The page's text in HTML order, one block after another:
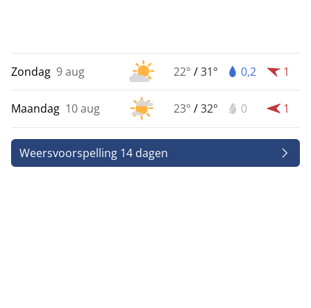
Zondag 9 aug 22° /31° 0,2 1
Maandag 10 aug 23° /32° 0 1
Weersvoorspelling 14 dagen